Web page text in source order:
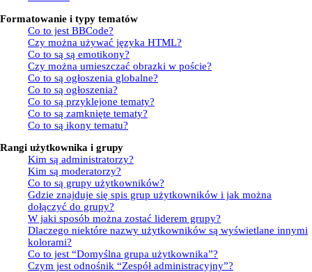
Formatowanie i typy tematów
Co to jest BBCode?
Czy można używać języka HTML?
Co to są są emotikony?
Czy można umieszczać obrazki w poście?
Co to są ogłoszenia globalne?
Co to są ogłoszenia?
Co to są przyklejone tematy?
Co to są zamknięte tematy?
Co to są ikony tematu?
Rangi użytkownika i grupy
Kim są administratorzy?
Kim są moderatorzy?
Co to są grupy użytkowników?
Gdzie znajduje się spis grup użytkowników i jak można
dołączyć do grupy?
W jaki sposób można zostać liderem grupy?
Dlaczego niektóre nazwy użytkowników są wyświetlane innymi
kolorami?
Co to jest “Domyślna grupa użytkownika”?
Czym jest odnośnik “Zespół administracyjny”?